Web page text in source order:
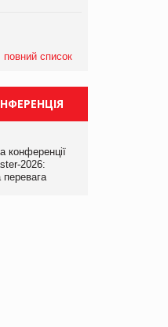
повний список
конференції
2026: